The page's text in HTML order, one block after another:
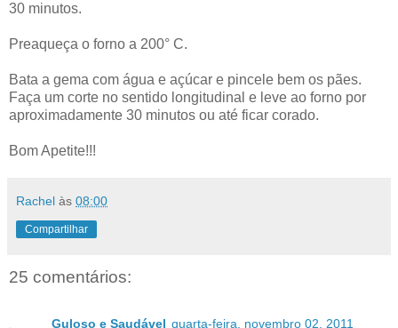
30 minutos.
Preaqueça o forno a 200° C.
Bata a gema com água e açúcar e pincele bem os pães.
Faça um corte no sentido longitudinal e leve ao forno por
aproximadamente 30 minutos ou até ficar corado.
Bom Apetite!!!
Rachel às 08:00
Compartilhar
25 comentários:
Guloso e Saudável quarta-feira, novembro 02, 2011